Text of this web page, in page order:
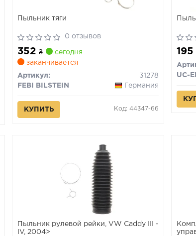
Пыльник тяги
0 отзывов
352₴
сегодня
заканчивается
Артикул:
31278
FEBI BILSTEIN
Германия
КУПИТЬ Код: 44347-66
UC-
Пыльник рулевой рейки, VW Caddy III -
IV, 2004>